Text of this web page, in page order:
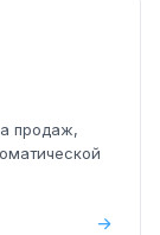
продаж,